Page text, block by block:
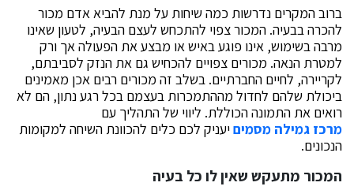
ברוב המקרים נדרשות כמה שיחות על מנת להביא אדם מכור
להכרה בבעיה. המכור צפוי להתכחש לעצם הבעיה, לטעון שאינו
מרבה בשימוש, אינו פוגע באיש או מבצע את הפעולה אך ורק
למטרת הנאה. מכורים צפויים להכחיש גם את הנזק לסביבתם,
לקריירה, לחיים החברתיים. בשלב זה מכורים רבים אכן מאמינים
ביכולת שלהם לחדול מההתמכרות בעצמם בכל רגע נתון, הם לא
רואים את התמונה הכוללת. ליווי של התהליך עם
מרכז גמילה מסמיםיעניק לכם כלים להכוונת השיחה למקומות
הנכונים.
המכור מתעקש שאין לו כל בעיה